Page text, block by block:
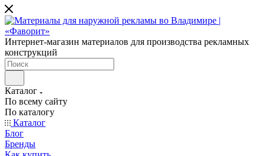
Интернет-магазин материалов для производства рекламных
конструкций
Каталог
По всему сайту
По каталогу
Каталог
Блог
Бренды